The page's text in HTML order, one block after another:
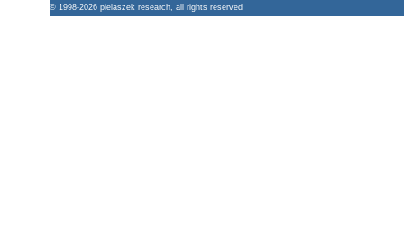
© 1998-2026 pielaszek research, all rights reserved